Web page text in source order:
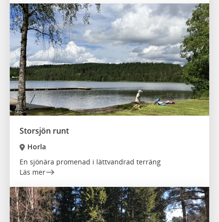
Storsjön runt
Horla
En sjönära promenad i lättvandrad terräng
Läs mer